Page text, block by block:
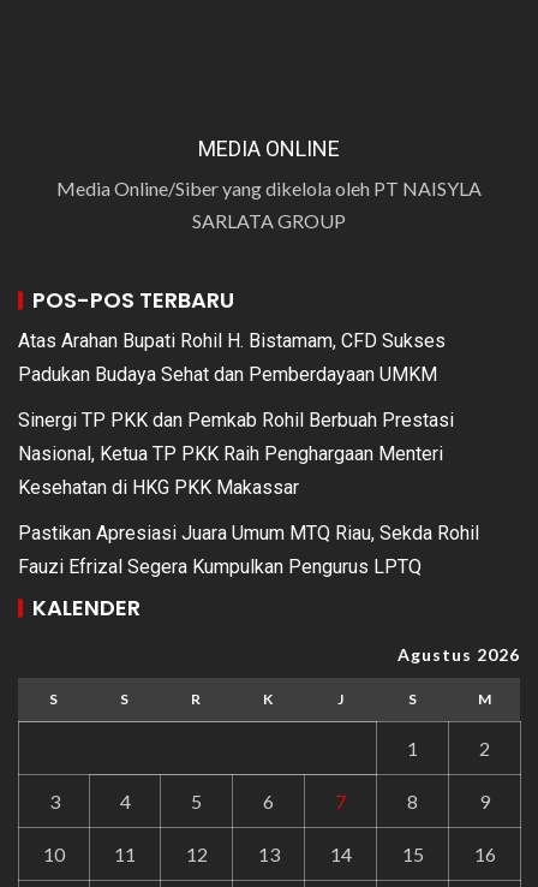
MEDIA ONLINE
Media Online/Siber yang dikelola oleh PT NAISYLA
SARLATA GROUP
POS-POS TERBARU
Atas Arahan Bupati Rohil H. Bistamam, CFD Sukses
Padukan Budaya Sehat dan Pemberdayaan UMKM
Sinergi TP PKK dan Pemkab Rohil Berbuah Prestasi
Nasional, Ketua TP PKK Raih Penghargaan Menteri
Kesehatan di HKG PKK Makassar
Pastikan Apresiasi Juara Umum MTQ Riau, Sekda Rohil
Fauzi Efrizal Segera Kumpulkan Pengurus LPTQ
KALENDER
Agustus 2026
S S R K J S M
1 2
3 4 5 6 7 8 9
10 11 12 13 14 15 16